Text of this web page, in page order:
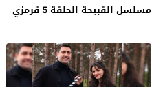
مسلسل القبيحة الحلقة 5 قرمزي